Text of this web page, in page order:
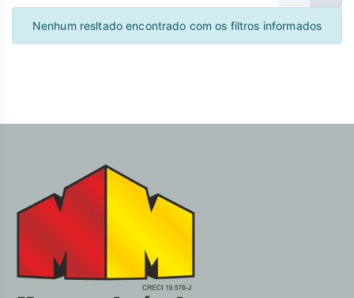
Nenhum resltado encontrado com os filtros informados